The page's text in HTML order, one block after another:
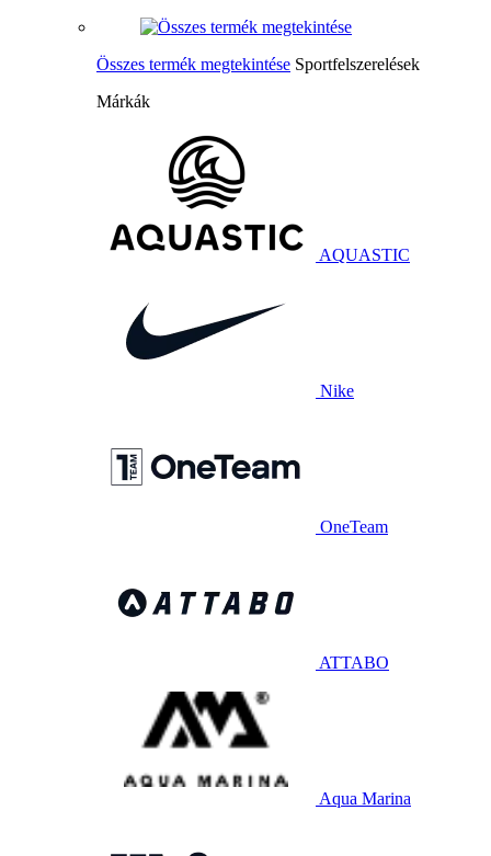
Összes termék megtekintése Sportfelszerelések
Márkák
AQUASTIC
Nike
OneTeam
ATTABO
Aqua Marina